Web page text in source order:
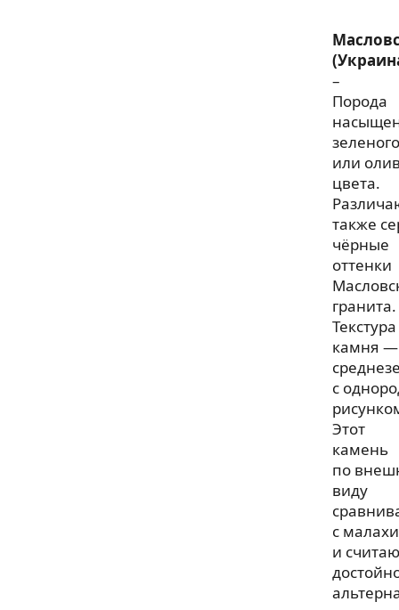
–
Порода
зеленого
или
цвета.
также
чёрные
оттенки
гранита.
Текстура
камня —
с
Этот
камень
по
виду
с
и